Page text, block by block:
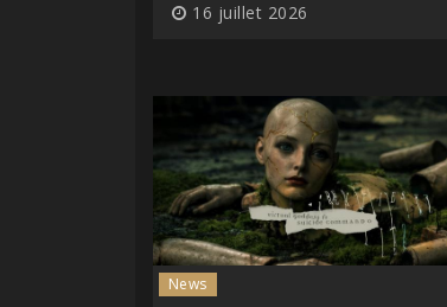
16 juillet 2026
News